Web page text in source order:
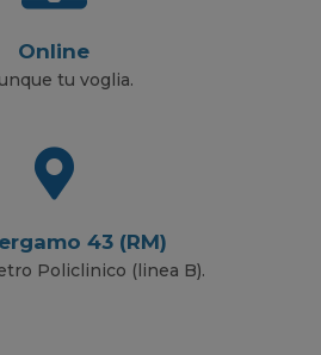
Online
tu voglia.
43 (RM)
Policlinico (linea B).